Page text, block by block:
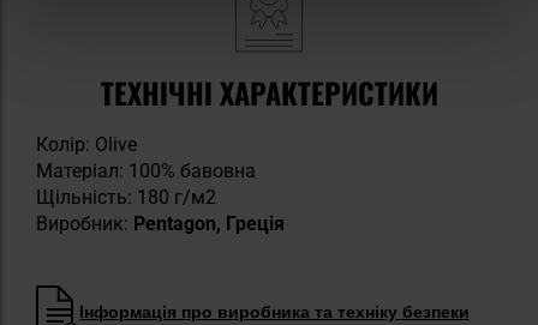
ТЕХНІЧНІ ХАРАКТЕРИСТИКИ
Колір: Olive
Матеріал: 100% бавовна
Щільність: 180 г/м2
Виробник: Pentagon, Греція
Інформація про виробника та техніку безпеки